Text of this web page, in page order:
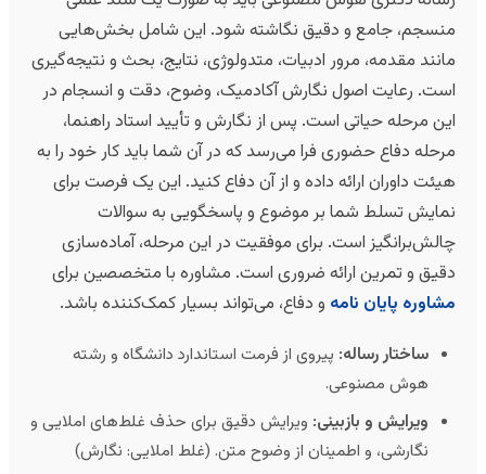
جامع و دقیق نگاشته شود. این شامل بخش‌هایی
مقدمه، مرور ادبیات، متدولوژی، نتایج، بحث و نتیجه‌گیری
رعایت اصول نگارش آکادمیک، وضوح، دقت و انسجام در
مرحله حیاتی است. پس از نگارش و تأیید استاد راهنما،
دفاع حضوری فرا می‌رسد که در آن شما باید کار خود را به
داوران ارائه داده و از آن دفاع کنید. این یک فرصت برای
تسلط شما بر موضوع و پاسخگویی به سوالات
است. برای موفقیت در این مرحله، آماده‌سازی
و تمرین ارائه ضروری است. مشاوره با متخصصین برای
پایان نامه و دفاع، می‌تواند بسیار کمک‌کننده باشد.
ساختار رساله:پیروی از فرمت استاندارد دانشگاه و رشته
هوش مصنوعی.
ویرایش و بازبینی:ویرایش دقیق برای حذف غلط‌های املایی و
نگارشی، و اطمینان از وضوح متن. (غلط املایی: نگارش)